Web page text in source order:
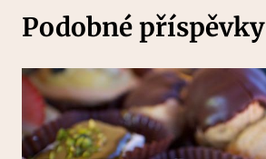
Podobné příspěvky